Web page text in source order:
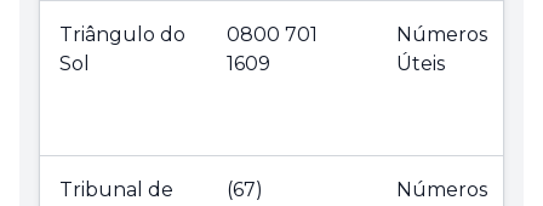
Triângulo do
Sol
0800 701
1609
Números
Úteis
Tribunal de
(67)
Números